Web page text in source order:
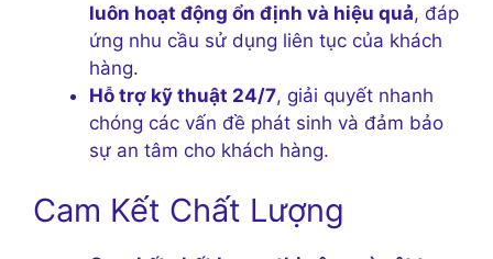
luôn hoạt động ổn định và hiệu quả, đáp
ứng nhu cầu sử dụng liên tục của khách
hàng.
Hỗ trợ kỹ thuật 24/7, giải quyết nhanh
chóng các vấn đề phát sinh và đảm bảo
sự an tâm cho khách hàng.
Cam Kết Chất Lượng